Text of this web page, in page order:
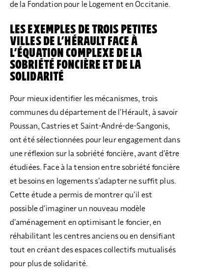
de la Fondation pour le Logement en Occitanie.
LES EXEMPLES DE TROIS PETITES
VILLES DE L’HÉRAULT FACE À
L’ÉQUATION COMPLEXE DE LA
SOBRIÉTÉ FONCIÈRE ET DE LA
SOLIDARITÉ
Pour mieux identifier les mécanismes, trois
communes du département de l’Hérault, à savoir
Poussan, Castries et Saint-André-de-Sangonis,
ont été sélectionnées pour leur engagement dans
une réflexion sur la sobriété foncière, avant d’être
étudiées. Face à la tension entre sobriété foncière
et besoins en logements s’adapter ne suffit plus.
Cette étude a permis de montrer qu’il est
possible d’imaginer un nouveau modèle
d’aménagement en optimisant le foncier, en
réhabilitant les centres anciens ou en densifiant
tout en créant des espaces collectifs mutualisés
pour plus de solidarité.